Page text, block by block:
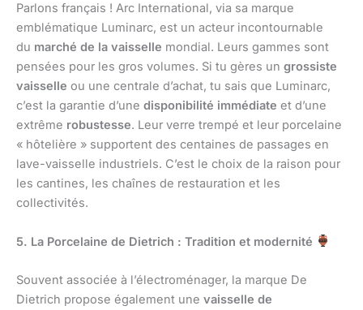
Parlons français ! Arc International, via sa marque
emblématique Luminarc, est un acteur incontournable
du marché de la vaisselle mondial. Leurs gammes sont
pensées pour les gros volumes. Si tu gères un grossiste
vaisselle ou une centrale d’achat, tu sais que Luminarc,
c’est la garantie d’une disponibilité immédiate et d’une
extrême robustesse. Leur verre trempé et leur porcelaine
« hôtelière » supportent des centaines de passages en
lave-vaisselle industriels. C’est le choix de la raison pour
les cantines, les chaînes de restauration et les
collectivités.
5. La Porcelaine de Dietrich : Tradition et modernité
Souvent associée à l’électroménager, la marque De
Dietrich propose également une vaisselle de